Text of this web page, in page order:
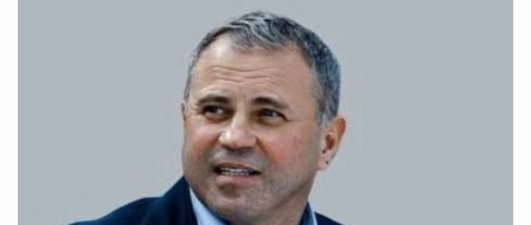
Градостроительство и
Государственные организации